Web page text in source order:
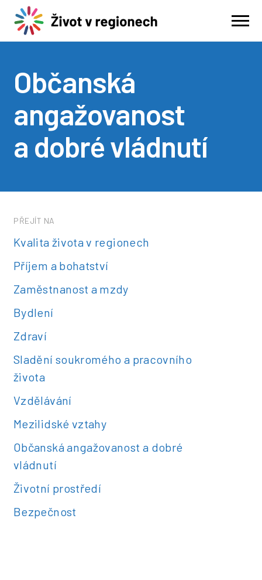
Občanská
angažovanost
a dobré vládnutí
PŘEJÍT NA
Kvalita života v regionech
Příjem a bohatství
Zaměstnanost a mzdy
Bydlení
Zdraví
Sladění soukromého a pracovního
života
Vzdělávání
Mezilidské vztahy
Občanská angažovanost a dobré
vládnutí
Životní prostředí
Bezpečnost